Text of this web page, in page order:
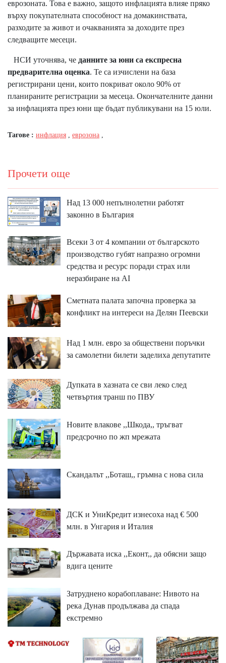
еврозоната. Това е важно, защото инфлацията влияе пряко
върху покупателната способност на домакинствата,
разходите за живот и очакванията за доходите през
следващите месеци.
НСИ уточнява, че данните за юни са експресна
предварителна оценка. Те са изчислени на база
регистрирани цени, които покриват около 90% от
планираните регистрации за месеца. Окончателните данни
за инфлацията през юни ще бъдат публикувани на 15 юли.
Тагове : инфлация еврозона
Прочети още
Над 13 000 непълнолетни работят
законно в България
Всеки 3 от 4 компании от българското
производство губят напразно огромни
средства и ресурс поради страх или
неразбиране на AI
Сметната палата започна проверка за
конфликт на интереси на Делян Пеевски
Над 1 млн. евро за обществени поръчки
за самолетни билети заделиха депутатите
Дупката в хазната се сви леко след
четвъртия транш по ПВУ
Новите влакове ,,Шкода,, тръгват
предсрочно по жп мрежата
Скандалът ,,Боташ,, гръмна с нова сила
ДСК и УниКредит изнесоха над € 500
млн. в Унгария и Италия
Държавата иска ,,Еконт,, да обясни защо
вдига цените
Затруднено корабоплаване: Нивото на
река Дунав продължава да спада
екстремно